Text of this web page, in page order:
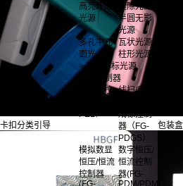
高亮环形
光源
缝隙光源
半圆无影
光源
多孔中孔
面光
瓦状光源
柱形光源
> 更多非标光源
光源控制器
可编程控
PEB）
线扫/面阵
成像控制
器（FG-
PDGS）
模拟数显
恒压/恒流
控制器
(FG-
数字恒压/
恒流控制
器(FG-
PDM/PDMI
卡扣分类引导 包装